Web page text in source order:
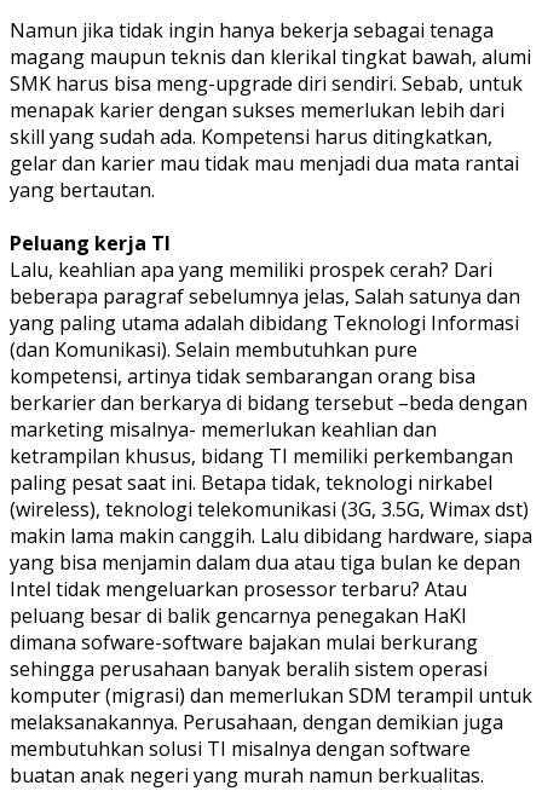
Namun jika tidak ingin hanya bekerja sebagai tenaga
magang maupun teknis dan klerikal tingkat bawah, alumi
SMK harus bisa meng-upgrade diri sendiri. Sebab, untuk
menapak karier dengan sukses memerlukan lebih dari
skill yang sudah ada. Kompetensi harus ditingkatkan,
gelar dan karier mau tidak mau menjadi dua mata rantai
yang bertautan.
Peluang kerja TI
Lalu, keahlian apa yang memiliki prospek cerah? Dari
beberapa paragraf sebelumnya jelas, Salah satunya dan
yang paling utama adalah dibidang Teknologi Informasi
(dan Komunikasi). Selain membutuhkan pure
kompetensi, artinya tidak sembarangan orang bisa
berkarier dan berkarya di bidang tersebut –beda dengan
marketing misalnya- memerlukan keahlian dan
ketrampilan khusus, bidang TI memiliki perkembangan
paling pesat saat ini. Betapa tidak, teknologi nirkabel
(wireless), teknologi telekomunikasi (3G, 3.5G, Wimax dst)
makin lama makin canggih. Lalu dibidang hardware, siapa
yang bisa menjamin dalam dua atau tiga bulan ke depan
Intel tidak mengeluarkan prosessor terbaru? Atau
peluang besar di balik gencarnya penegakan HaKI
dimana sofware-software bajakan mulai berkurang
sehingga perusahaan banyak beralih sistem operasi
komputer (migrasi) dan memerlukan SDM terampil untuk
melaksanakannya. Perusahaan, dengan demikian juga
membutuhkan solusi TI misalnya dengan software
buatan anak negeri yang murah namun berkualitas.